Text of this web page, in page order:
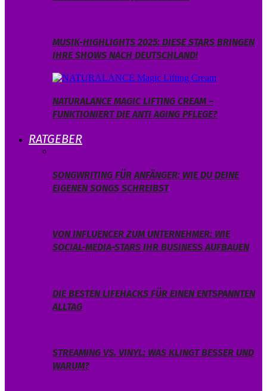
MUSIK-HIGHLIGHTS 2025: DIESE STARS BRINGEN
IHRE SHOWS NACH DEUTSCHLAND!
NATURALANCE MAGIC LIFTING CREAM –
FUNKTIONIERT DIE ANTI AGING PFLEGE?
RATGEBER
SONGWRITING FÜR ANFÄNGER: WIE DU DEINE
EIGENEN SONGS SCHREIBST
VON INFLUENCER ZUM UNTERNEHMER: WIE
SOCIAL-MEDIA-STARS IHR BUSINESS AUFBAUEN
DIE BESTEN LIFEHACKS FÜR EINEN ENTSPANNTEN
ALLTAG
STREAMING VS. VINYL: WAS KLINGT BESSER UND
WARUM?